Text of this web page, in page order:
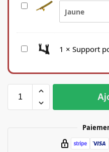
S
n
o
i
e
Jaune
S
p
o
1 × Support